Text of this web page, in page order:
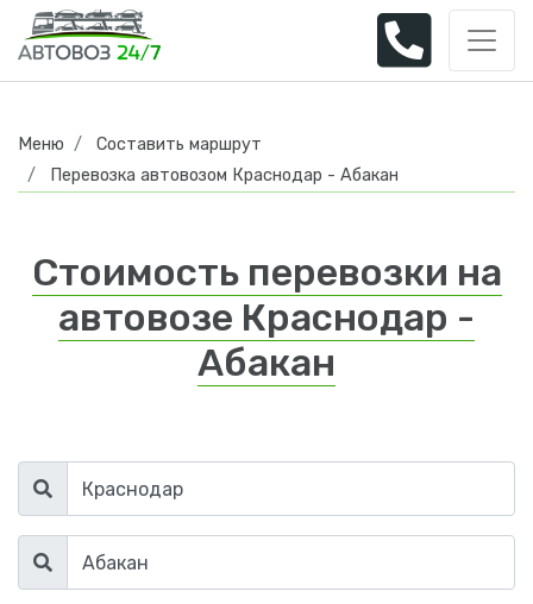
Меню
Составить маршрут
Перевозка автовозом Краснодар - Абакан
Стоимость перевозки на
автовозе Краснодар -
Абакан